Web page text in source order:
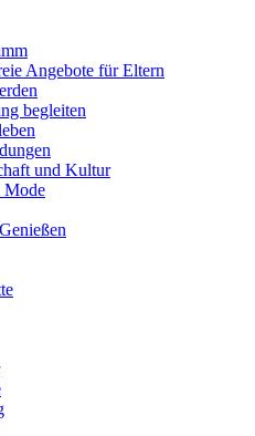
Angebote für Eltern
begleiten
und Kultur
Mode